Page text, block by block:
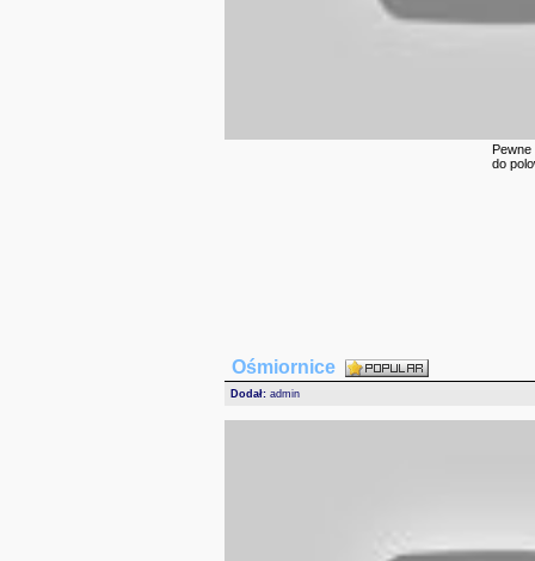
Pewne
do
Ośmiornice
Dodał: admin